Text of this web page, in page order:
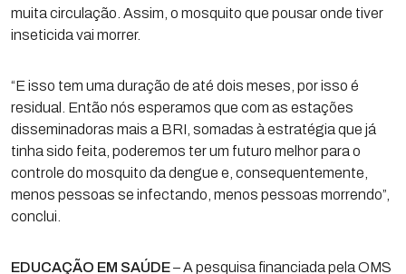
muita circulação. Assim, o mosquito que pousar onde tiver
inseticida vai morrer.
“E isso tem uma duração de até dois meses, por isso é
residual. Então nós esperamos que com as estações
disseminadoras mais a BRI, somadas à estratégia que já
tinha sido feita, poderemos ter um futuro melhor para o
controle do mosquito da dengue e, consequentemente,
menos pessoas se infectando, menos pessoas morrendo”,
conclui.
EDUCAÇÃO EM SAÚDE– A pesquisa financiada pela OMS